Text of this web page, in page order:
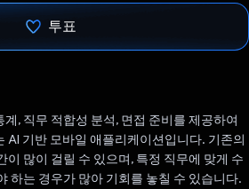
투표
, 직무 적합성 분석, 면접 준비를 제공하여
AI 기반 모바일 애플리케이션입니다. 기존의
이 많이 걸릴 수 있으며, 특정 직무에 맞게 수
하는 경우가 많아 기회를 놓칠 수 있습니다.